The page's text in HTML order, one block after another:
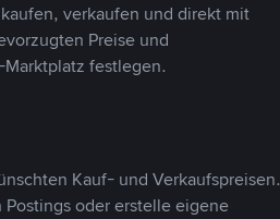
verkaufen und direkt mit
Preise und
festlegen.
Kauf- und Verkaufspreisen.
oder erstelle eigene